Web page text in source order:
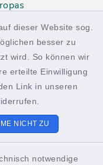
dieser Website sog.
besser zu
wird. So können wir
erteilte Einwilligung
Link in unseren
NICHT ZU
notwendige